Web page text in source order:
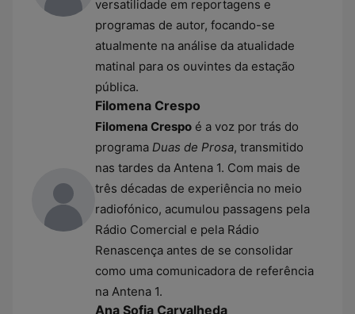
versatilidade em reportagens e
programas de autor, focando-se
atualmente na análise da atualidade
matinal para os ouvintes da estação
pública.
Filomena Crespo
Filomena Crespo é a voz por trás do
programa Duas de Prosa, transmitido
nas tardes da Antena 1. Com mais de
três décadas de experiência no meio
radiofónico, acumulou passagens pela
Rádio Comercial e pela Rádio
Renascença antes de se consolidar
como uma comunicadora de referência
na Antena 1.
Ana Sofia Carvalheda